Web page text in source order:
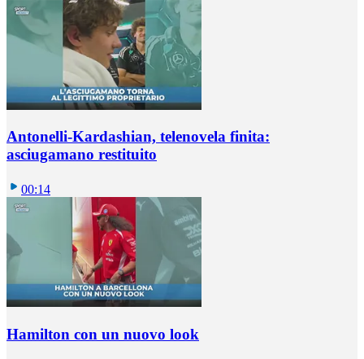
Antonelli-Kardashian, telenovela finita:
asciugamano restituito
00:14
Hamilton con un nuovo look